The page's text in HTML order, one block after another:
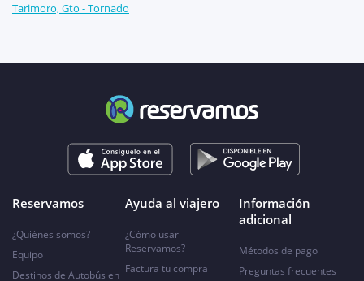
Tarimoro, Gto - Tornado
Reservamos
¿Quiénes somos?
Equipo
Destinos de Autobús en
Ayuda al viajero
¿Cómo usar
Reservamos?
Factura tu compra
Información
adicional
Métodos de pago
Preguntas frecuentes